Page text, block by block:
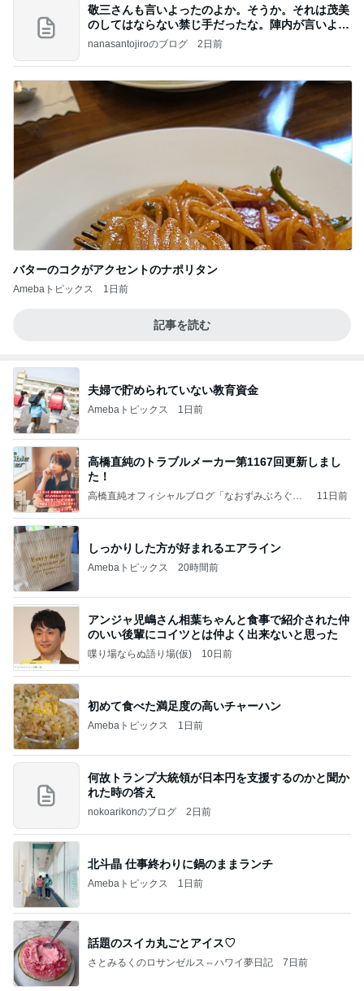
敬三さんも言いよったのよか。そうか。それは茂美
のしてはならない禁じ手だったな。陣内が言いよる
のよ
nanasantojiroのブログ 2日前
バターのコクがアクセントのナポリタン
Amebaトピックス 1日前
記事を読む
夫婦で貯められていない教育資金
Amebaトピックス 1日前
高橋直純のトラブルメーカー第1167回更新しまし
た！
高橋直純オフィシャルブログ「なおずみぶろぐ」
11日前
しっかりした方が好まれるエアライン
Amebaトピックス 20時間前
アンジャ児嶋さん相葉ちゃんと食事で紹介された仲
のいい後輩にコイツとは仲よく出来ないと思った
喋り場ならぬ語り場(仮) 10日前
初めて食べた満足度の高いチャーハン
Amebaトピックス 1日前
何故トランプ大統領が日本円を支援するのかと聞か
れた時の答え
nokoarikonのブログ 2日前
北斗晶 仕事終わりに鍋のままランチ
Amebaトピックス 1日前
話題のスイカ丸ごとアイス♡
さとみるくのロサンゼルス⇔ハワイ夢日記 7日前